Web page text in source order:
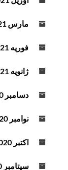
مارس 2021
فوریه 2021
ژانویه 2021
دسامبر 2020
نوامبر 2020
اکتبر 2020
سپتامبر 2020